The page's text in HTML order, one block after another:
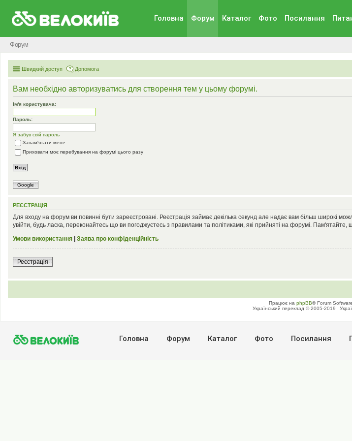
Головна Форум Каталог Фото Посилання
Форум
Швидкий доступ Допомога
Вам необхідно авторизуватись для створення тем у цьому форумі.
Ім'я користувача:
Пароль:
Я забув свій пароль
Запам'ятати мене
Приховати моє перебування на форумі цього разу
Google
РЕЄСТРАЦІЯ
Для входу на форум ви повинні бути зареєстровані. Реєстрація займає декілька секунд але надає вам більш широкі
увійти, будь ласка, переконайтесь що ви погоджуєтесь з правилами та політиками, які прийняті на форумі.
Умови використання | Заява про конфіденційність
Реєстрація
Працює на phpBB® Forum
Український переклад © 2005-2019
Головна Форум Каталог Фото Посилання